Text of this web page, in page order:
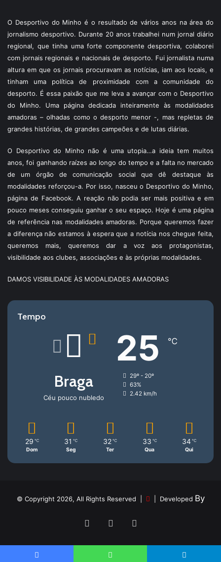
O Desportivo do Minho é o resultado de vários anos na área do
jornalismo desportivo. Durante 20 anos trabalhei num jornal diário
regional, que tinha uma forte componente desportiva, colaborei
com jornais regionais e nacionais de desporto. Fui jornalista numa
altura em que os jornais procuravam as notícias, iam aos locais, e
tinham uma política de proximidade com a comunidade do
desporto. É essa paixão que me leva a avançar com o Desportivo
do Minho. Uma página dedicada inteiramente às modalidades
amadoras – olhadas como o desporto menor -, mas repletas de
grandes histórias, de grandes campeões e de lutas diárias.
O Desportivo do Minho não é uma utopia…a ideia tem muitos
anos, foi ganhando raízes ao longo do tempo e a falta no mercado
de um órgão de comunicação social que dê destaque às
modalidades reforçou-a. Por isso, nasceu o Desportivo do Minho,
página de Facebook. A reação não podia ser mais positiva e em
pouco meses conseguiu ganhar o seu espaço. Hoje é uma página
de referência nas modalidades amadoras. Porque queremos fazer
a diferença não estamos à espera que a notícia nos chegue feita,
queremos mais, queremos dar a voz aos protagonistas,
visibilidade aos clubes, associações e às próprias modalidades.
DAMOS VISIBILIDADE ÀS MODALIDADES AMADORAS
Tempo
Braga
Céu pouco nubledo
25 ℃
29º - 20º
63%
2.42 km/h
29 ℃
Dom
31 ℃
Seg
32 ℃
Ter
33 ℃
Qua
34 ℃
Qui
© Copyright 2026, All Rights Reserved | | Developed By
FacebookYouTube